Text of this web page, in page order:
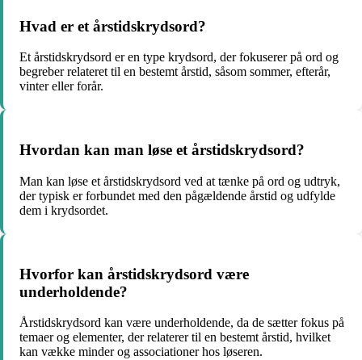
Hvad er et årstidskrydsord?
Et årstidskrydsord er en type krydsord, der fokuserer på ord og
begreber relateret til en bestemt årstid, såsom sommer, efterår,
vinter eller forår.
Hvordan kan man løse et årstidskrydsord?
Man kan løse et årstidskrydsord ved at tænke på ord og udtryk,
der typisk er forbundet med den pågældende årstid og udfylde
dem i krydsordet.
Hvorfor kan årstidskrydsord være
underholdende?
Årstidskrydsord kan være underholdende, da de sætter fokus på
temaer og elementer, der relaterer til en bestemt årstid, hvilket
kan vække minder og associationer hos løseren.